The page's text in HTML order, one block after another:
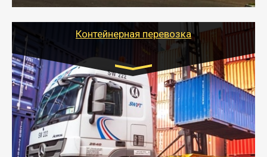
Контейнерная перевозка
Цена за км. Рассчитывается
индивидуально
- Контейнерные грузоперевозки на специальном
оборудованном транспорте быстро, качественно и
безопасно.